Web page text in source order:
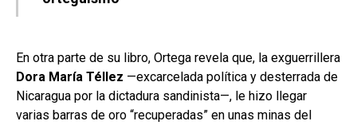
En otra parte de su libro, Ortega revela que, la exguerrillera
Dora María Téllez —excarcelada política y desterrada de
Nicaragua por la dictadura sandinista—, le hizo llegar
varias barras de oro “recuperadas” en unas minas del